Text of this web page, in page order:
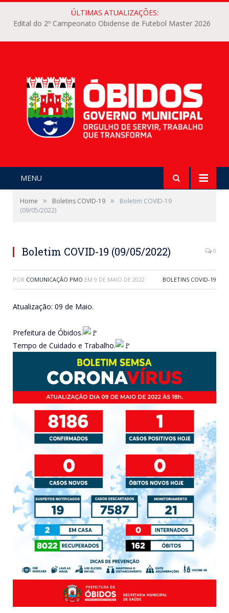
ÚLTIMAS ATUALIZAÇÕES:
Edital do 2º Campeonato Obidense de Futebol Master 2026
MENU
Home » Boletins COVID-19 »
Boletim COVID-19
(09/05/2022)
Boletim COVID-19 (09/05/2022) 0
POR COMUNICAÇÃO PMO EM 9 DE MAIO DE 2022 BOLETINS COVID-19
Atualização: 09 de Maio.
Prefeitura de Óbidos.
Tempo de Cuidado e Trabalho.